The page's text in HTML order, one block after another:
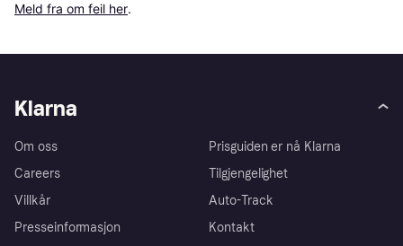
Meld fra om feil her.
Klarna
Om oss
Careers
Villkår
Presseinformasjon
Prisguiden er nå Klarna
Tilgjengelighet
Auto-Track
Kontakt